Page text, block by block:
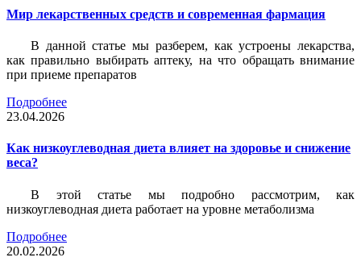
Мир лекарственных средств и современная фармация
В данной статье мы разберем, как устроены лекарства,
как правильно выбирать аптеку, на что обращать внимание
при приеме препаратов
Подробнее
23.04.2026
Как низкоуглеводная диета влияет на здоровье и снижение
веса?
В этой статье мы подробно рассмотрим, как
низкоуглеводная диета работает на уровне метаболизма
Подробнее
20.02.2026